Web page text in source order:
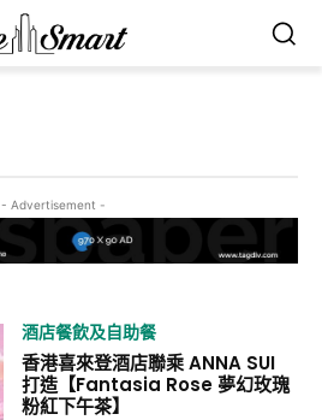
- Advertisement -
酒店餐飲及自助餐
香港喜來登酒店聯乘 ANNA SUI
打造【Fantasia Rose 夢幻玫瑰
粉紅下午茶】